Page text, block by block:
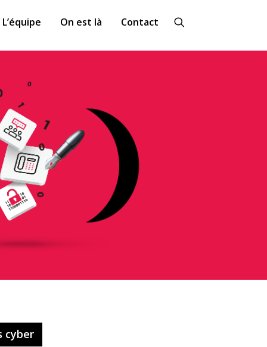
L’équipe On est là Contact
cyber